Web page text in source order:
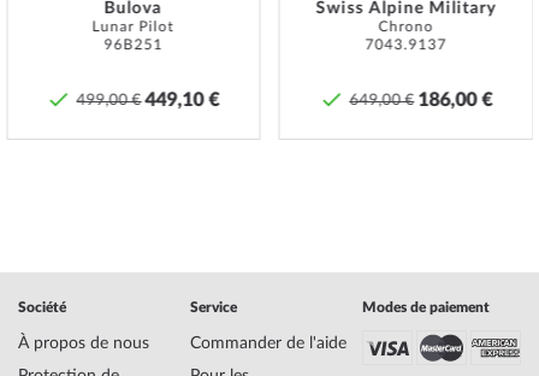
en conséquence. Dans le cas de montres avec poussoirs vissés
et/ou couronnes vissées, il faut veiller à ce que ceux-ci soient vissés
Specifications:
Nom
Jacques Lemans LP-132F La Passion Montre
Marque
Jacques Lemans
Fabricant N° d'article
LP-132F
Bulova
Lunar Pilot
96B251
499,00 € 449,10 €
Swiss Alpine Military
Chrono
7043.9137
649,00 € 186,00 €
Société
À propos de nous
Service
Commander de l'aide
Modes de paiement